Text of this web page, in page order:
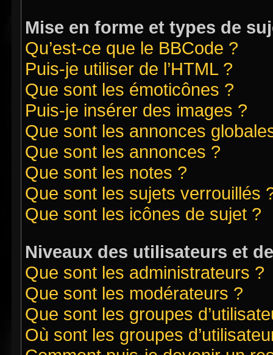
Mise en forme et types de
Qu’est-ce que le BBCode ?
Puis-je utiliser de l’HTML ?
Que sont les émoticônes ?
Puis-je insérer des images ?
Que sont les annonces
Que sont les annonces ?
Que sont les notes ?
Que sont les sujets verrouillés
Que sont les icônes de sujet ?
Niveaux des utilisateurs et
Que sont les administrateurs ?
Que sont les modérateurs ?
Que sont les groupes
Où sont les groupes